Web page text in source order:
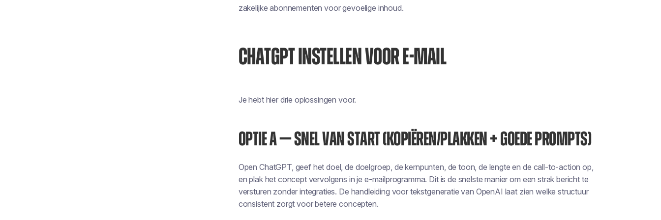
zakelijke abonnementen voor gevoelige inhoud.
CHATGPT INSTELLEN VOOR E-MAIL
Je hebt hier drie oplossingen voor.
OPTIE A — SNEL VAN START (KOPIËREN/PLAKKEN + GOEDE PROMPTS)
Open ChatGPT, geef het doel, de doelgroep, de kernpunten, de toon, de lengte en de call-to-action op,
en plak het concept vervolgens in je e-mailprogramma. Dit is de snelste manier om een strak bericht te
versturen zonder integraties. De handleiding voor tekstgeneratie van OpenAI laat zien welke structuur
consistent zorgt voor betere concepten.